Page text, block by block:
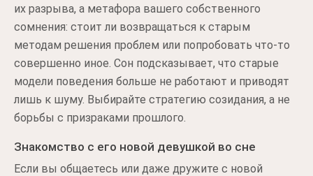
их разрыва, а метафора вашего собственного
сомнения: стоит ли возвращаться к старым
методам решения проблем или попробовать что-то
совершенно иное. Сон подсказывает, что старые
модели поведения больше не работают и приводят
лишь к шуму. Выбирайте стратегию созидания, а не
борьбы с призраками прошлого.
Знакомство с его новой девушкой во сне
Если вы общаетесь или даже дружите с новой